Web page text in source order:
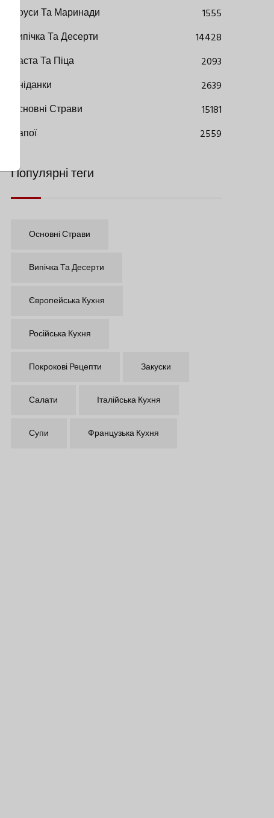
Соуси Та Маринади
1555
Випічка Та Десерти
14428
Паста Та Піца
2093
Сніданки
2639
Основні Страви
15181
Напої
2559
Популярні теги
Основні Страви
Випічка Та Десерти
Європейська Кухня
Російська Кухня
Покрокові Рецепти Закуски
Салати Італійська Кухня
Супи Французька Кухня